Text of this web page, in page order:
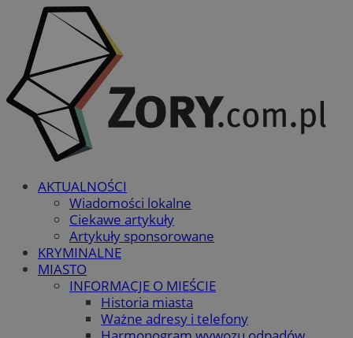
AKTUALNOŚCI
Wiadomości lokalne
Ciekawe artykuły
Artykuły sponsorowane
KRYMINALNE
MIASTO
INFORMACJE O MIEŚCIE
Historia miasta
Ważne adresy i telefony